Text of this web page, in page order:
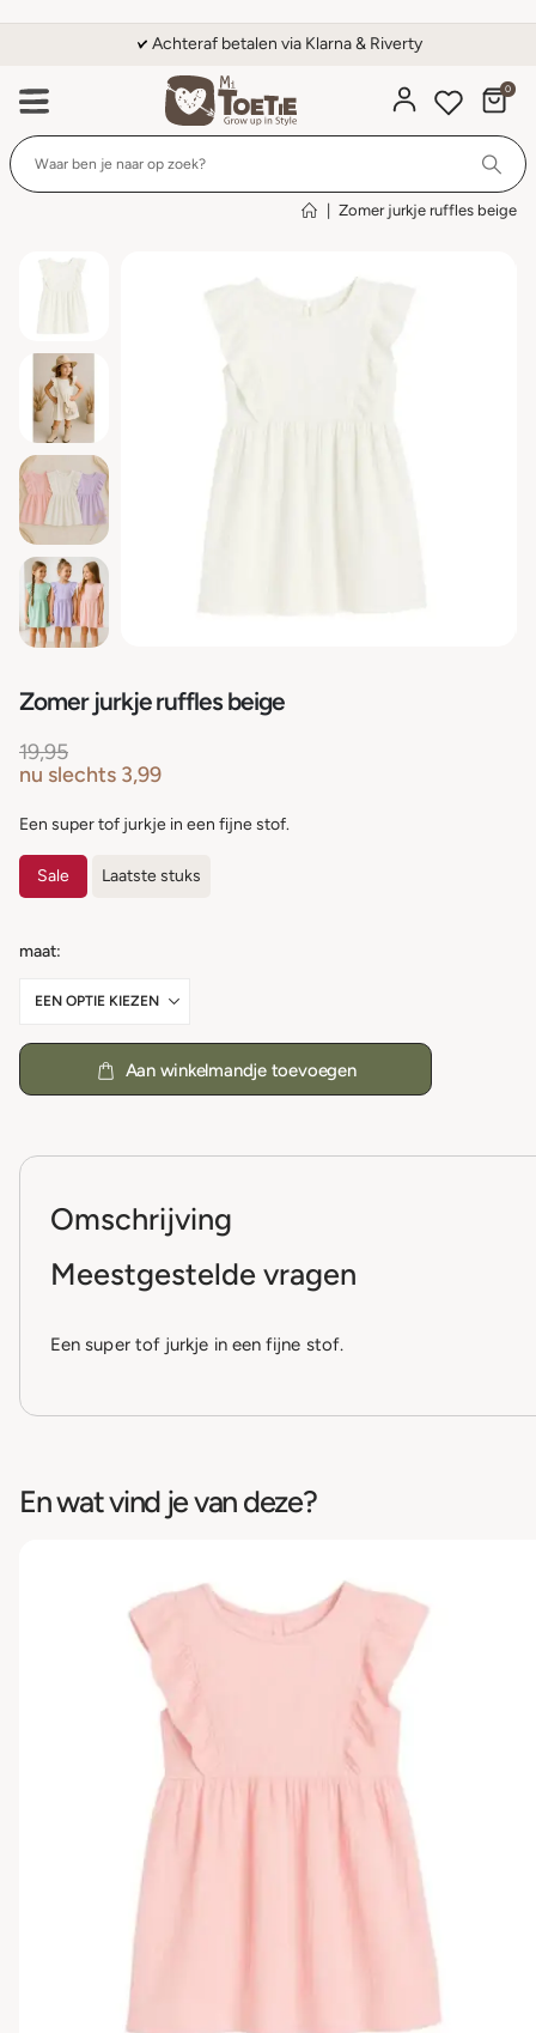
Achteraf betalen via Klarna & Riverty
0
Zomer jurkje ruffles beige
Zomer jurkje ruffles beige
19,95
nu slechts 3,99
Een super tof jurkje in een fijne stof.
Sale Laatste stuks
maat
Aan winkelmandje toevoegen
Omschrijving
Meestgestelde vragen
Een super tof jurkje in een fijne stof.
En wat vind je van deze?